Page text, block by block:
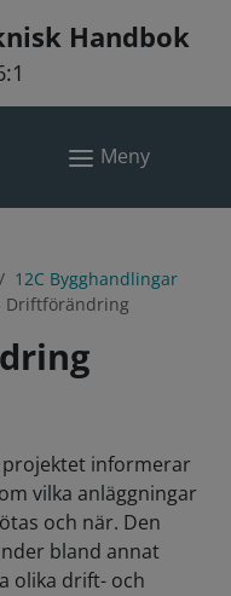
Handbok
Meny
12C Bygghandlingar
Driftförändring
informerar
vilka anläggningar
och när. Den
bland annat
olika drift- och